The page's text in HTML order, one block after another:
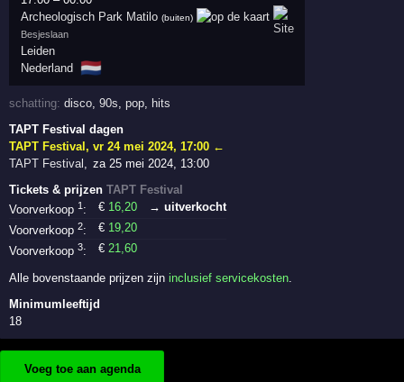
Archeologisch Park Matilo (buiten)
Besjeslaan
Leiden
Nederland 🇳🇱
schatting:disco ,90s ,pop
hits
TAPT Festival dagen
TAPT Festival ,vr 24 mei 2024, 17:00 ←
TAPT Festival , za 25 mei 2024, 13:00
Tickets & prijzenTAPT Festival
Voorverkoop1 : € 16,20
→ uitverkocht
Voorverkoop2: € 19,20
Voorverkoop3: €21,60
Alle bovenstaande prijzen zijninclusief servicekosten
Minimumleeftijd
18
Voeg toe aan agenda